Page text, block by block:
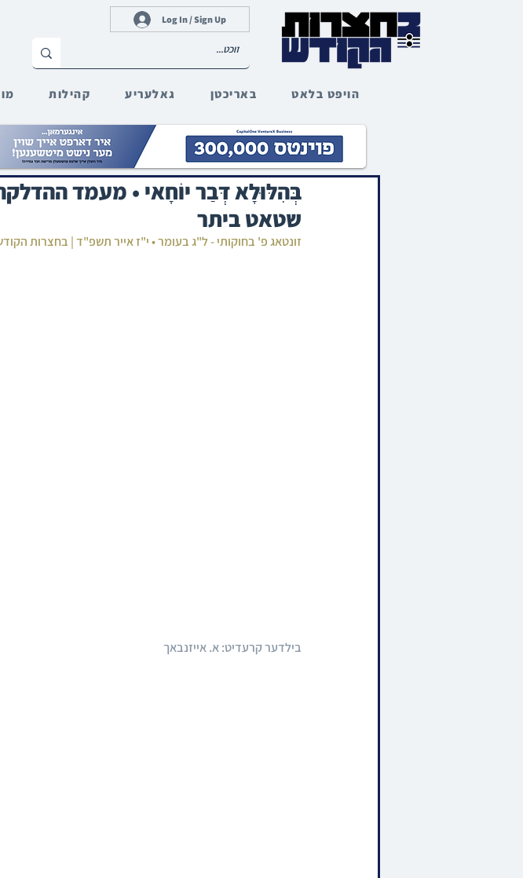
הויפט בלאט באריכטן גאלעריע קהילות
Log In / Sign Up
בְּהִלּוּלָא דְּבַר יוֹחָאי • מעמד
שטאט ביתר
זונטאג פ' בחוקותי - ל"ג בעומר • י"ז אייר תשפ"ד | בחצרות
בילדער קרעדיט: א. אייזנבאך